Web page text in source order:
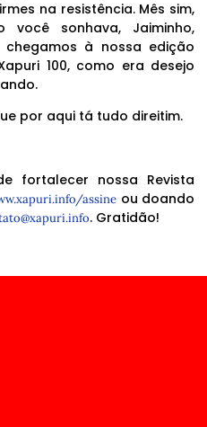
na resistência. Mês sim,
sonhava, Jaiminho,
à nossa edição
100, como era desejo
por aqui tá tudo direitim.
fortalecer nossa Revista
assine ou doando
. Gratidão!